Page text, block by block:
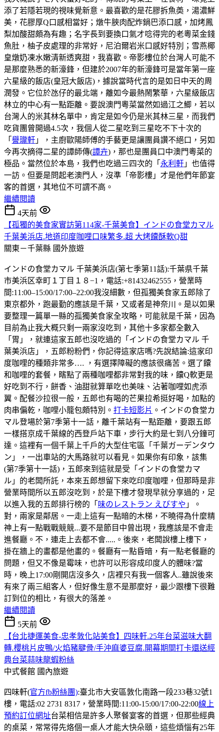
添了若隱若現的視味覺新意。最喜歡的是花膠拆魚𡙡，湯濃鮮
美，花膠厚Q口感相當好；燉牛脥肉配炸鍋巴添口感，加烤鳳
梨加酸甜頗為有趣；名字長到要換口氣才唸得完的老粵菜金錢
魚肚，柚子皮處理的非常好，尼泊爾岩米口感好特別；雪燕椰
皇燉奶凍水嫩清新透爽甜，我喜歡。帝影樓位於台灣人可能不
是那麼熟悉的新濠鋒，但建於2007年的新濠鋒可是當年第一座
六星級的飯店(皇冠大飯店)，據說當時代言的是如日中天的周
潤發。它位於氹仔的最北端，離如今最熱鬧繁華，六星級飯店
林立的中心有一點距離。要說澳門粵菜當然如過江之鯽，若以
台灣人的米其林名單中，肯定是如今仍是米其林三星，而我們
吃貨團曾開過4.5次，我個人從二星吃到三星吃不下十次的
「 譽瓏軒 」，主廚歐陽師傅的手藝更是讓團員讚不絕口，另如
今再次摘得二星的譚師傳(譚卉)，那也是團員口中澳門粵菜的
極品。當然位於本島，我們也吃過三四次的「 永利軒 」也值得
一訪。但要是問起老澳門人，沒準「帝影樓」才是他們年節宴
客的首選，其地位不可謂不高。
繼續閱讀
4天前
【孤獨的美食家實訪第114家-千葉美食】インドの食堂カマル
千葉美浜店.地道印度咖哩口味繁多.超 大烤饢酥軟Q甜
關東－千葉縣 國外旅遊
インドの食堂カマル 千葉美浜店(第七季第11話):千葉県千葉
市美浜区幸町１丁目１８−1，電話:+81432462555，營業時
間:11:00–15:00/17:00–22:00我沒細數，但孤獨美食家五郎除了
東京都外，跑最勤的應該是千葉，又或者是神奈川。是以如果
要整理一篇單一縣的孤獨美食家全攻略，可能就是千葉，因為
目前為止我大概只剩一兩家沒吃到，其他十多家都全數入
「胃」，就連這家五郎也沒吃過的「インドの食堂カマル 千
葉美浜店」，五郎粉粉們，你記得這家店嗎?先說結論:這家印
度咖哩的種類非常多…. ，有選擇障礙的應該很痛苦。選了饢
和咖哩的套餐，瞎點了兩種咖哩都非常對我的味，饢Q軟更是
好吃到不行，餅香、油甜就算單吃也美味、沾著咖哩如虎添
翼。配餐沙拉很一般，五郎也有喝的芒果拉希挺好喝，加點的
肉串偏乾，咖哩小籠包頗特別。 打卡短影片 。インドの食堂カ
マル登場於第7季第十一話，離千葉站有一點距離，要跟五郎
一樣搭京成千葉線的西登戶站下車，步行大約是七到八分鐘可
達。這裡有一個千葉上千戶的大型住宅區「千葉ガーデンタウ
ン」，一出車站的大馬路就可以看見。如果你有印象，該集
(第7季第十一話)，五郎來到這就是受「インドの食堂カマ
ル」的老闆所託，本來五郎想留下來吃印度咖哩，但那時是非
營業時間所以五郎沒吃到，於是下樓才發現早就分享過的，足
以進入我的五郎排行榜的「 味のレストラン えびすや 」。
對，兩家是鄰居。一走上這有一點暗的木梯，不曉得為什麼精
神上有一點戰戰競競...要不是節目中曾出現，我應該是不會走
進餐廳。不，連走上去都不會.....。後來，老闆說樓上樓下，
掛在牆上的畫都是他畫的。餐廳有一點昏暗，有一點老餐廳的
問題，但又不像是霉味，也許可以形容成印度人的體味?當
時，晚上17:00剛開店沒多久，店裡只有我一個客人..雖說後來
有來了兩三組客人，但好像生意不是那麼好，最少跟樓下很難
訂到位的相比，有很大的落差。
繼續閱讀
5天前
【台北捷運美食-忠孝敦化站美食】四味軒.25年台菜滋味大翻
轉.櫻桃片皮鴨/火焰豬腱骨/手沖麻婆豆腐.開幕期間打卡還送經
典台菜蒜味龍蝦粉絲
中式餐館 國內旅遊
四味軒(官方fb粉絲團):臺北市大安區敦化南路一段233巷32號1
樓，電話:02 2731 8317，營業時間:11:00-15:00/17:00-22:00線上
預約訂位網址台菜相信是許多人聚餐宴客的首選，但那些經典
的桌菜，常常得先烙個一桌人才能大快朵頤，這些煩惱有25年